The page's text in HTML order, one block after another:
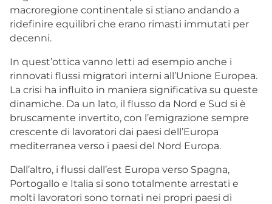
macroregione continentale si stiano andando a
ridefinire equilibri che erano rimasti immutati per
decenni.
In quest’ottica vanno letti ad esempio anche i
rinnovati flussi migratori interni all’Unione Europea.
La crisi ha influito in maniera significativa su queste
dinamiche. Da un lato, il flusso da Nord e Sud si è
bruscamente invertito, con l’emigrazione sempre
crescente di lavoratori dai paesi dell’Europa
mediterranea verso i paesi del Nord Europa.
Dall’altro, i flussi dall’est Europa verso Spagna,
Portogallo e Italia si sono totalmente arrestati e
molti lavoratori sono tornati nei propri paesi di